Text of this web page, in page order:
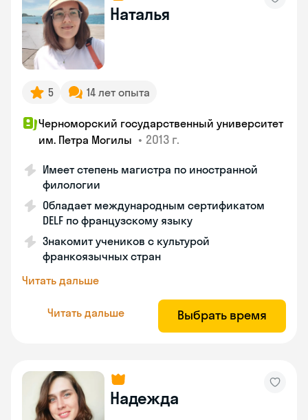
Наталья
5 14 лет опыта
Черноморский государственный университет
им. Петра Могилы • 2013 г.
Имеет степень магистра по иностранной
филологии
Обладает международным сертификатом
DELF по французскому языку
Знакомит учеников с культурой
франкоязычных стран
Читать дальше
Читать дальше Выбрать время
Надежда